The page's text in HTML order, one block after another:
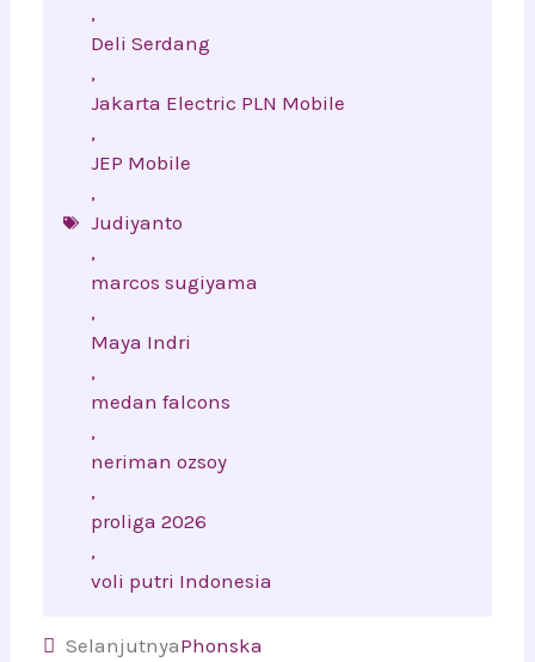
,
Deli Serdang
,
Jakarta Electric PLN Mobile
,
JEP Mobile
,
Judiyanto
,
marcos sugiyama
,
Maya Indri
,
medan falcons
,
neriman ozsoy
,
proliga 2026
,
voli putri Indonesia
SelanjutnyaPhonska